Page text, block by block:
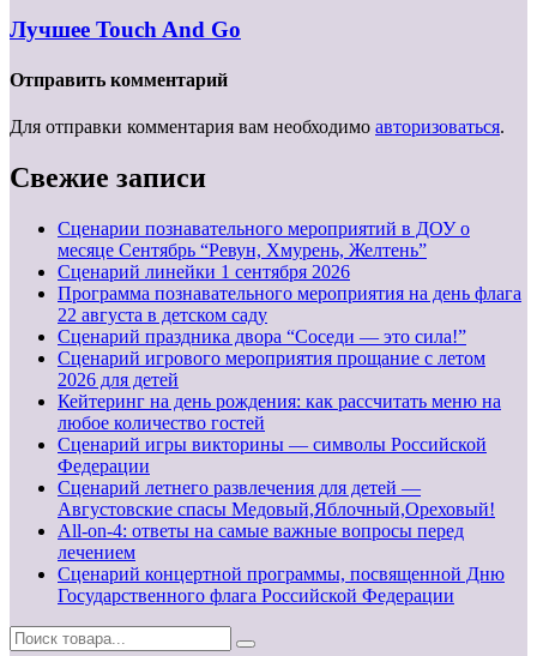
Лучшее Touch And Go
Отправить комментарий
Для отправки комментария вам необходимо авторизоваться.
Свежие записи
Сценарии познавательного мероприятий в ДОУ о
месяце Сентябрь “Ревун, Хмурень, Желтень”
Cценарий линейки 1 сентября 2026
Программа познавательного мероприятия на день флага
22 августа в детском саду
Сценарий праздника двора “Соседи — это сила!”
Сценарий игрового мероприятия прощание с летом
2026 для детей
Кейтеринг на день рождения: как рассчитать меню на
любое количество гостей
Сценарий игры викторины — символы Российской
Федерации
Сценарий летнего развлечения для детей —
Августовские спасы Медовый,Яблочный,Ореховый!
All-on-4: ответы на самые важные вопросы перед
лечением
Сценарий концертной программы, посвященной Дню
Государственного флага Российской Федерации